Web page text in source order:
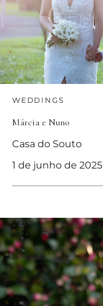
WEDDINGS
Márcia e Nuno
Casa do Souto
1 de junho de 2025